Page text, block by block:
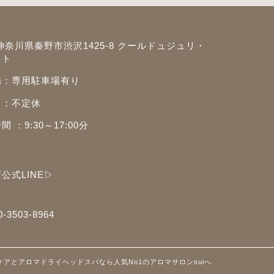
奈川県秦野市渋沢1425-8 クールドュジュリ・
専用駐車場有り
不定休
：9:30～17:00分
公式LINE▷
3503-8964
とアロマドライヘッドスパなら人気No1のアロマサロンsuiへ